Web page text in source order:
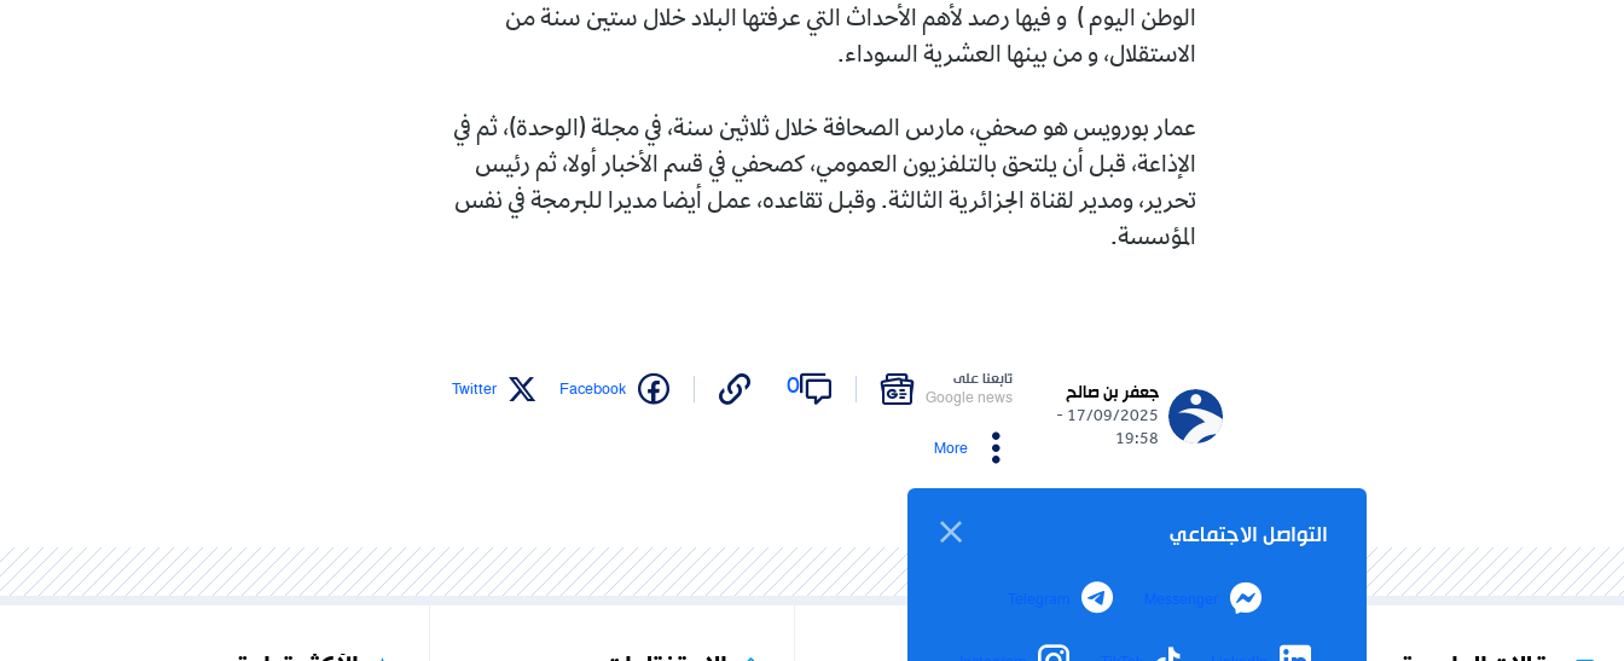
الوطن اليوم ) و فيها رصد لأهم الأحداث التي عرفتها البلاد خلال ستين سنة من
الاستقلال، و من بينها العشرية السوداء.
عمار بورويس هو صحفي، مارس الصحافة خلال ثلاثين سنة، في مجلة (الوحدة)، ثم في
الإذاعة، قبل أن يلتحق بالتلفزيون العمومي، كصحفي في قسم الأخبار أولا، ثم رئيس
تحرير، ومدير لقناة الجزائرية الثالثة. وقبل تقاعده، عمل أيضا مديرا للبرمجة في نفس
المؤسسة.
جعفر بن صالح
17/09/2025 -
19:58
تابعنا على
Google news
0
Facebook
Twitter
More
التواصل الاجتماعي
Messenger
Telegram